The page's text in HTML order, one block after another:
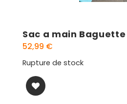
Sac a main
52,99 €
Rupture de stock